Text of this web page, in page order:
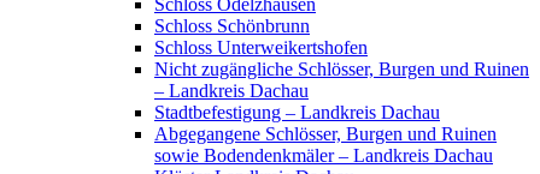
Schloss Odelzhausen
Schloss Schönbrunn
Schloss Unterweikertshofen
Nicht zugängliche Schlösser, Burgen und Ruinen
– Landkreis Dachau
Stadtbefestigung – Landkreis Dachau
Abgegangene Schlösser, Burgen und Ruinen
sowie Bodendenkmäler – Landkreis Dachau